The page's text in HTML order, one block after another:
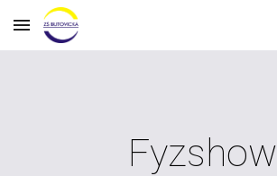
Skip to main content
Fyzshow